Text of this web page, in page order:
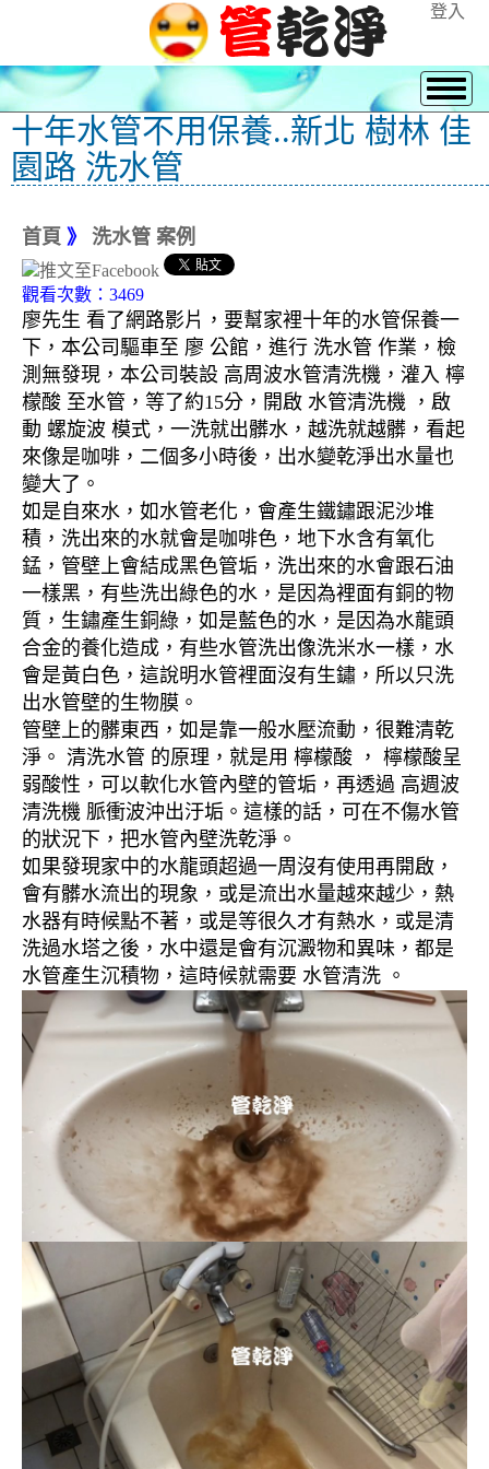
登入
十年水管不用保養..新北 樹林 佳
園路 洗水管
首頁 》 洗水管 案例
觀看次數：3469
廖先生 看了網路影片，要幫家裡十年的水管保養一
下，本公司驅車至 廖 公館，進行 洗水管 作業，檢
測無發現，本公司裝設 高周波水管清洗機，灌入 檸
檬酸 至水管，等了約15分，開啟 水管清洗機 ，啟
動 螺旋波 模式，一洗就出髒水，越洗就越髒，看起
來像是咖啡，二個多小時後，出水變乾淨出水量也
變大了。
如是自來水，如水管老化，會產生鐵鏽跟泥沙堆
積，洗出來的水就會是咖啡色，地下水含有氧化
錳，管壁上會結成黑色管垢，洗出來的水會跟石油
一樣黑，有些洗出綠色的水，是因為裡面有銅的物
質，生鏽產生銅綠，如是藍色的水，是因為水龍頭
合金的養化造成，有些水管洗出像洗米水一樣，水
會是黃白色，這說明水管裡面沒有生鏽，所以只洗
出水管壁的生物膜。
管壁上的髒東西，如是靠一般水壓流動，很難清乾
淨。 清洗水管 的原理，就是用 檸檬酸 ， 檸檬酸呈
弱酸性，可以軟化水管內壁的管垢，再透過 高週波
清洗機 脈衝波沖出汙垢。這樣的話，可在不傷水管
的狀況下，把水管內壁洗乾淨。
如果發現家中的水龍頭超過一周沒有使用再開啟，
會有髒水流出的現象，或是流出水量越來越少，熱
水器有時候點不著，或是等很久才有熱水，或是清
洗過水塔之後，水中還是會有沉澱物和異味，都是
水管產生沉積物，這時候就需要 水管清洗 。